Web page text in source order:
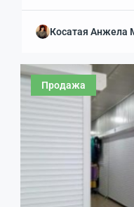
Электричество
вещей, мебели и
подвал с двух
Косатая Анжела
Продажа